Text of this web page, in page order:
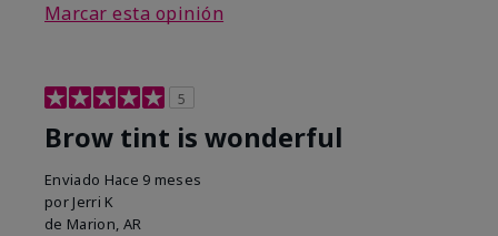
Marcar esta opinión
5
Brow tint is wonderful
Enviado Hace 9 meses
por Jerri K
de Marion, AR